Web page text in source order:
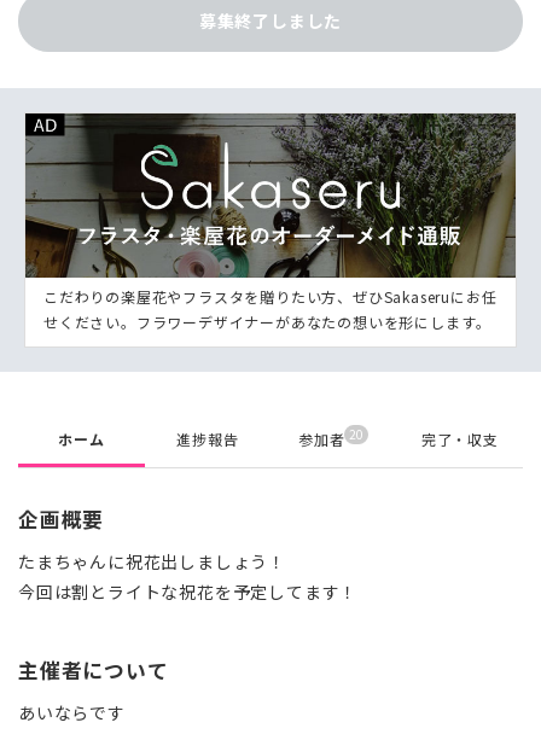
募集終了しました
こだわりの楽屋花やフラスタを贈りたい方、ぜひSakaseruにお任
せください。フラワーデザイナーがあなたの想いを形にします。
ホーム 進捗報告 参加者 20 完了・収支
企画概要
たまちゃんに祝花出しましょう！
今回は割とライトな祝花を予定してます！
主催者について
あいならです